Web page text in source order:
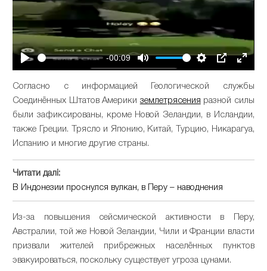
Play
-00:09
Mute Settings
PIP Enter
Согласно с информацией Геологической службы
Соединённых Штатов Америки землетрясения разной силы
были зафиксированы, кроме Новой Зеландии, в Исландии,
также Греции. Трясло и Японию, Китай, Турцию, Никарагуа,
Испанию и многие другие страны.
Читати далі:
В Индонезии проснулся вулкан, в Перу – наводнения
Из-за повышения сейсмической активности в Перу,
Австралии, той же Новой Зеландии, Чили и Франции власти
призвали жителей прибрежных населённых пунктов
эвакуироваться, поскольку существует угроза цунами.